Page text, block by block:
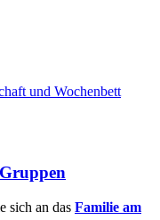
und Wochenbett
sich an das Familie am